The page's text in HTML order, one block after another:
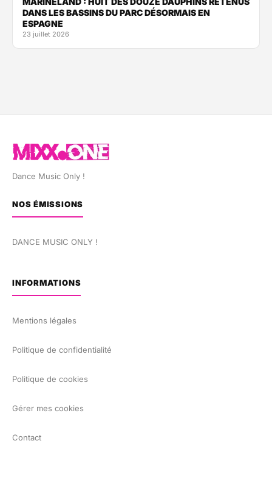
DANS LES BASSINS DU PARC DÉSORMAIS EN
ESPAGNE
23 juillet 2026
Dance Music Only !
NOS ÉMISSIONS
DANCE MUSIC ONLY !
INFORMATIONS
Mentions légales
Politique de confidentialité
Politique de cookies
Gérer mes cookies
Contact